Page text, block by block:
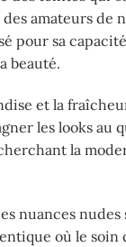
amateurs de
pour sa
beauté.
et la
les looks
la
nuances
où le